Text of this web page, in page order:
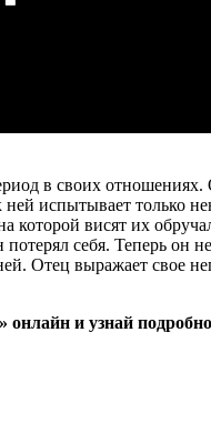
в своих отношениях.
ней испытывает только
которой висят их
себя. Теперь он
Отец выражает свое
и узнай